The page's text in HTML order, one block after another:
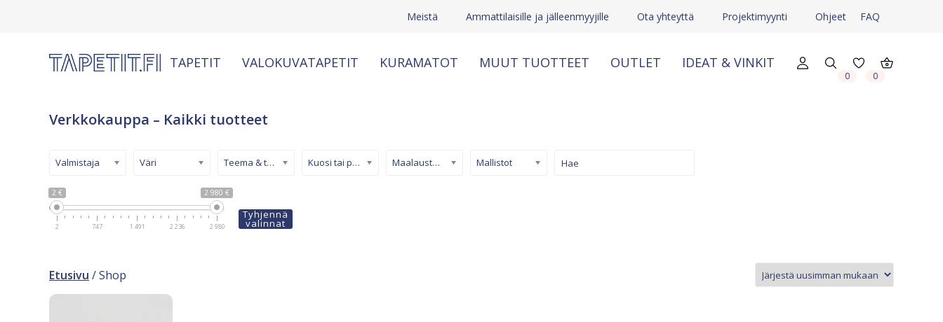
Meistä Ammattilaisille ja jälleenmyyjille Ota yhteyttä Projektimyynti Ohjeet FAQ
TAPETIT VALOKUVATAPETIT KURAMATOT MUUT TUOTTEET OUTLET IDEAT & VINKIT
0 0
Verkkokauppa – Kaikki tuotteet
2 € 2 980 €
2 747 1 491 2 236 2 980
Valmistaja Väri Teema & tyyli Kuosi tai pinta Maalaustapetti Mallistot
Tyhjennä
valinnat
Etusivu / Shop